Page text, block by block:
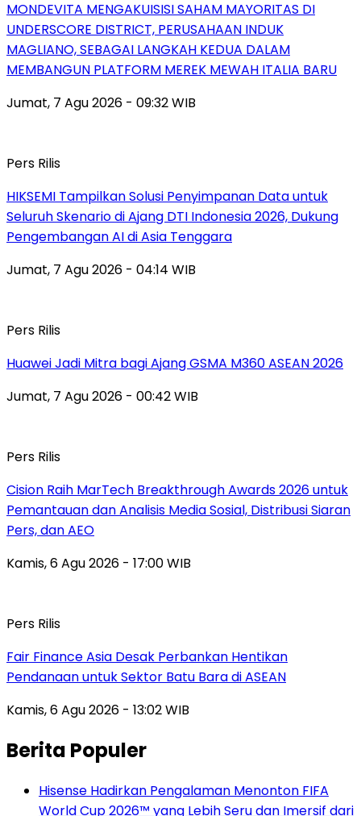
MONDEVITA MENGAKUISISI SAHAM MAYORITAS DI
UNDERSCORE DISTRICT, PERUSAHAAN INDUK
MAGLIANO, SEBAGAI LANGKAH KEDUA DALAM
MEMBANGUN PLATFORM MEREK MEWAH ITALIA BARU
Jumat, 7 Agu 2026 - 09:32 WIB
Pers Rilis
HIKSEMI Tampilkan Solusi Penyimpanan Data untuk
Seluruh Skenario di Ajang DTI Indonesia 2026, Dukung
Pengembangan AI di Asia Tenggara
Jumat, 7 Agu 2026 - 04:14 WIB
Pers Rilis
Huawei Jadi Mitra bagi Ajang GSMA M360 ASEAN 2026
Jumat, 7 Agu 2026 - 00:42 WIB
Pers Rilis
Cision Raih MarTech Breakthrough Awards 2026 untuk
Pemantauan dan Analisis Media Sosial, Distribusi Siaran
Pers, dan AEO
Kamis, 6 Agu 2026 - 17:00 WIB
Pers Rilis
Fair Finance Asia Desak Perbankan Hentikan
Pendanaan untuk Sektor Batu Bara di ASEAN
Kamis, 6 Agu 2026 - 13:02 WIB
Berita Populer
Hisense Hadirkan Pengalaman Menonton FIFA
World Cup 2026™ yang Lebih Seru dan Imersif dari